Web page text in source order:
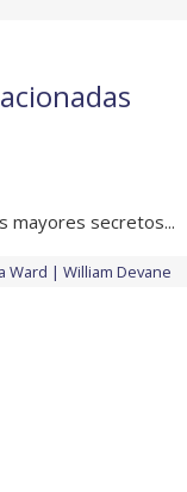
mayores secretos...
Ward William Devane